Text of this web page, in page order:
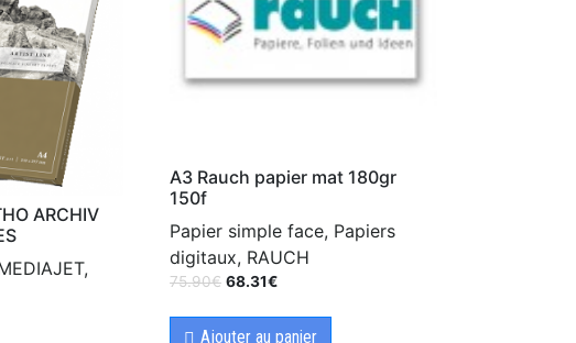
ARCHIV
A3 Rauch papier mat 180gr
150f
Papier simple face, Papiers
digitaux, RAUCH
75.90€ 68.31€
Ajouter au panier